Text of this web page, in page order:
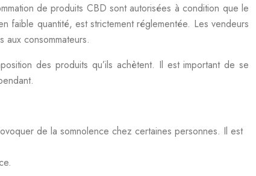
de produits CBD sont autorisées à condition que le
faible quantité, est strictement réglementée. Les vendeurs
consommateurs.
des produits qu’ils achètent. Il est important de se
de la somnolence chez certaines personnes. Il est